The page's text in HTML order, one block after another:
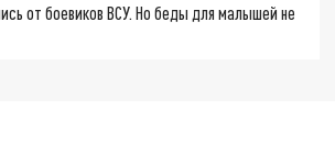
от боевиков ВСУ. Но беды для малышей не